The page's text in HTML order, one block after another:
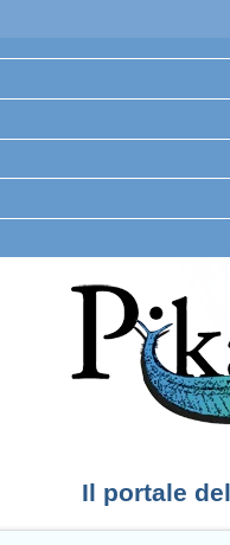
Il portale